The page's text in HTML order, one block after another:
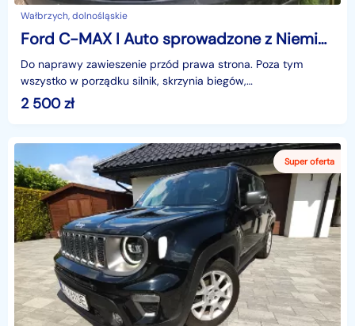
Wałbrzych, dolnośląskie
Ford C-MAX I Auto sprowadzone z Niemiec w 2016r. Pierwszy właściciel w polsce
Do naprawy zawieszenie przód prawa strona. Poza tym
wszystko w porządku silnik, skrzynia biegów,
sprzęgło,klima,zamki, szyby itd. Funkcjonują bez problemowo.
2 500zł